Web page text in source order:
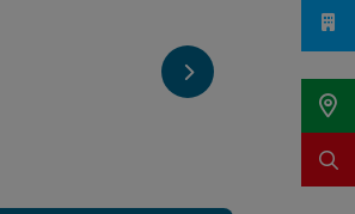
nächstes Element